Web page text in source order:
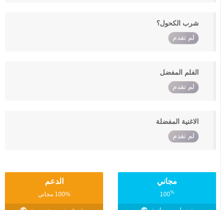
شرب الكحول؟
لم تقدم
الفلم المفضل
لم تقدم
الاغنية المفضلة
لم تقدم
مجاني
100%
الدعم
100% مجاني